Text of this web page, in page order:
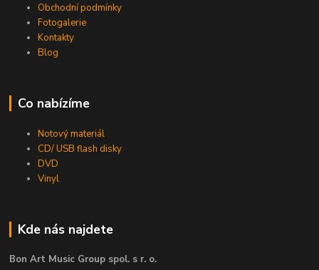
Obchodní podmínky
Fotogalerie
Kontakty
Blog
Co nabízíme
Notový materiál
CD/ USB flash disky
DVD
Vinyl
Kde nás najdete
Bon Art Music Group spol. s r. o.